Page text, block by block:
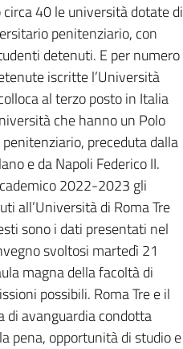
circa 40 le università dotate di
penitenziario, con
detenuti. E per numero
iscritte l’Università
al terzo posto in Italia
che hanno un Polo
preceduta dalla
e da Napoli Federico II.
2022-2023 gli
all’Università di Roma Tre
sono i dati presentati nel
svoltosi martedì 21
magna della facoltà di
possibili. Roma Tre e il
di avanguardia condotta
pena, opportunità di studio e